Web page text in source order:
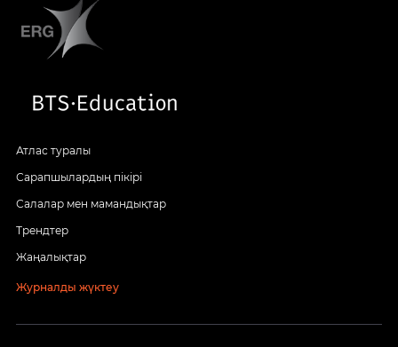
Атлас туралы
Сарапшылардың пікірі
Салалар мен мамандықтар
Трендтер
Жаңалықтар
Журналды жүктеу